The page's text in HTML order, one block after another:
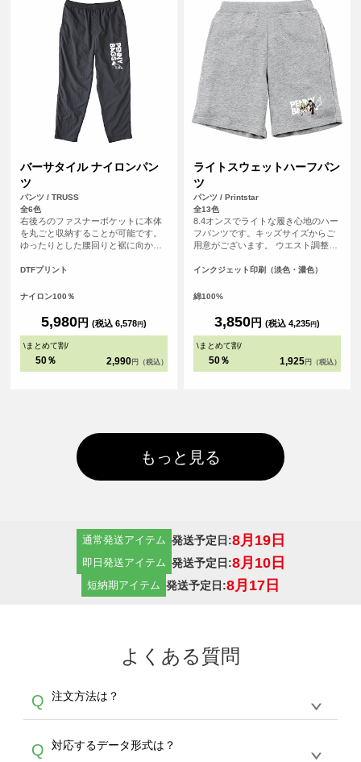
バーサタイル ナイロンパン
ツ
パンツ / TRUSS
全6色
右後ろのファスナーポケットに本体
を丸ごと収納することが可能です。
ゆったりとした腰回りと裾に向かっ
で、動きやすさとスタイリッシュさ
れば、自分だけのデザインパンツと
DTFプリント
ナイロン100％
5,980円 (税込 6,578円)
\まとめて割/
50％ 2,990 円（税込）
ライトスウェットハーフパン
ツ
パンツ / Printstar
全13色
8.4オンスでライトな履き心地のハー
フパンツです。キッズサイズからご
用意がございます。 ウエスト調整可
もなし）
インクジェット印刷（淡色・濃色）
綿100%
3,850円 (税込 4,235円)
\まとめて割/
50％ 1,925 円（税込）
もっと見る
通常発送アイテム 発送予定日:8月19日
即日発送アイテム 発送予定日:8月10日
短納期アイテム 発送予定日:8月17日
よくある質問
Q 注文方法は？
A
生産にて承っております。デザインツールから
Q 対応するデータ形式は？